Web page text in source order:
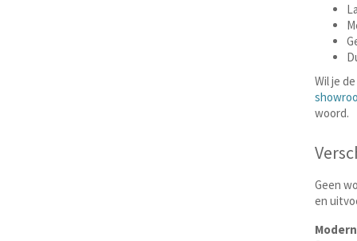
Wil je
woord.
Geen
en